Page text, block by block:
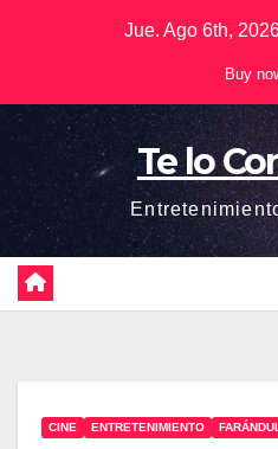
Jue. Ago 6th,
Buy
Te lo
CINE ENTRETENIMIENTO